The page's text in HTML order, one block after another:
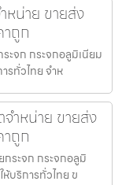
หน่าย ขายส่ง
ถูก
ะจก กระจกอลูมิเนียม
รทั่วไทย จำห
ำหน่าย ขายส่ง
ถูก
ระจก กระจกอลูมิ
บริการทั่วไทย ข